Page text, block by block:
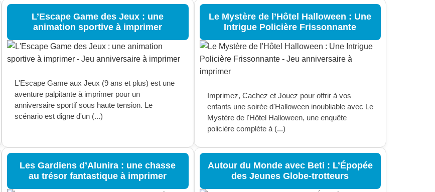
L’Escape Game des Jeux : une
animation sportive à imprimer
L'Escape Game aux Jeux (9 ans et plus) est une
aventure palpitante à imprimer pour un
anniversaire sportif sous haute tension. Le
scénario est digne d'un (...)
Le Mystère de l’Hôtel Halloween : Une
Intrigue Policière Frissonnante
Imprimez, Cachez et Jouez pour offrir à vos
enfants une soirée d'Halloween inoubliable avec Le
Mystère de l'Hôtel Halloween, une enquête
policière complète à (...)
Les Gardiens d’Alunira : une chasse
au trésor fantastique à imprimer
Autour du Monde avec Beti : L’Épopée
des Jeunes Globe-trotteurs